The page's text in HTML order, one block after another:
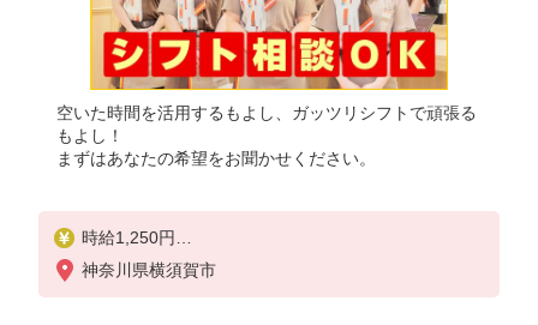
空いた時間を活用するもよし、ガッツリシフトで頑張る
もよし！
まずはあなたの希望をお聞かせください。
時給1,250円
※22:00〜翌5:00：時給1,563円
※高校生時給1,225円
神奈川県横須賀市